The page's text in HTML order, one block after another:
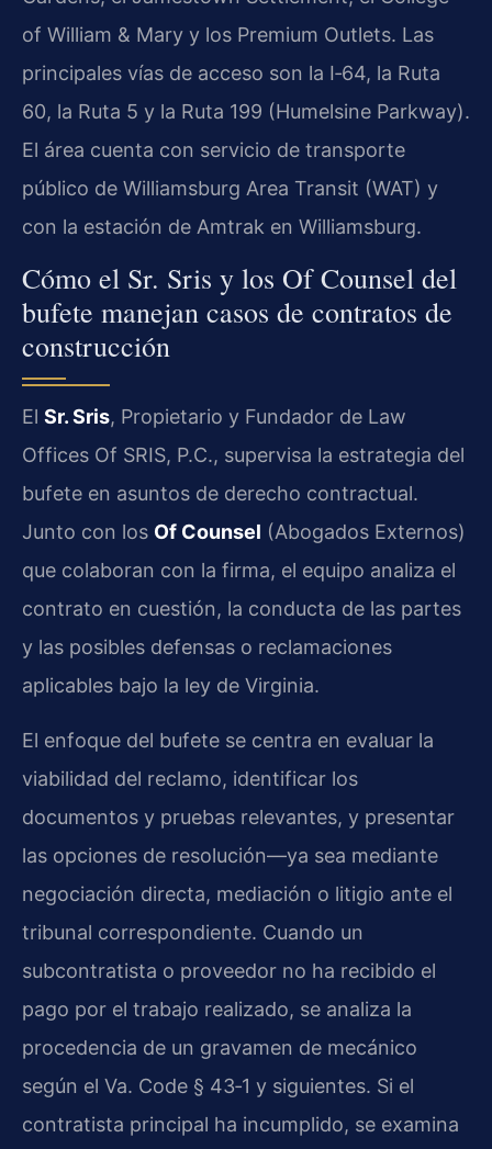
of William & Mary y los Premium Outlets. Las
principales vías de acceso son la I‑64, la Ruta
60, la Ruta 5 y la Ruta 199 (Humelsine Parkway).
El área cuenta con servicio de transporte
público de Williamsburg Area Transit (WAT) y
con la estación de Amtrak en Williamsburg.
Cómo el Sr. Sris y los Of Counsel del
bufete manejan casos de contratos de
construcción
El Sr. Sris, Propietario y Fundador de Law
Offices Of SRIS, P.C., supervisa la estrategia del
bufete en asuntos de derecho contractual.
Junto con los Of Counsel (Abogados Externos)
que colaboran con la firma, el equipo analiza el
contrato en cuestión, la conducta de las partes
y las posibles defensas o reclamaciones
aplicables bajo la ley de Virginia.
El enfoque del bufete se centra en evaluar la
viabilidad del reclamo, identificar los
documentos y pruebas relevantes, y presentar
las opciones de resolución—ya sea mediante
negociación directa, mediación o litigio ante el
tribunal correspondiente. Cuando un
subcontratista o proveedor no ha recibido el
pago por el trabajo realizado, se analiza la
procedencia de un gravamen de mecánico
según el Va. Code § 43‑1 y siguientes. Si el
contratista principal ha incumplido, se examina